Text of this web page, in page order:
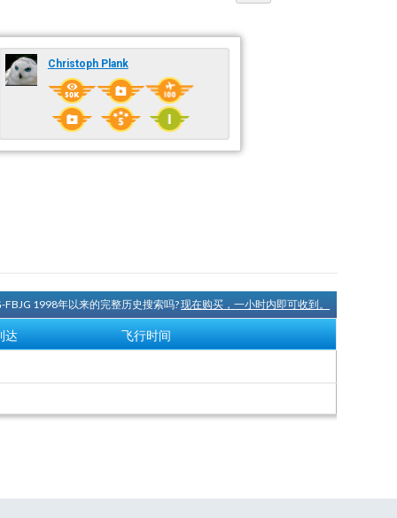
Christoph Plank
FBJG 1998年以来的完整历史搜索吗?现在购买，一小时内即可收到。
达 飞行时间